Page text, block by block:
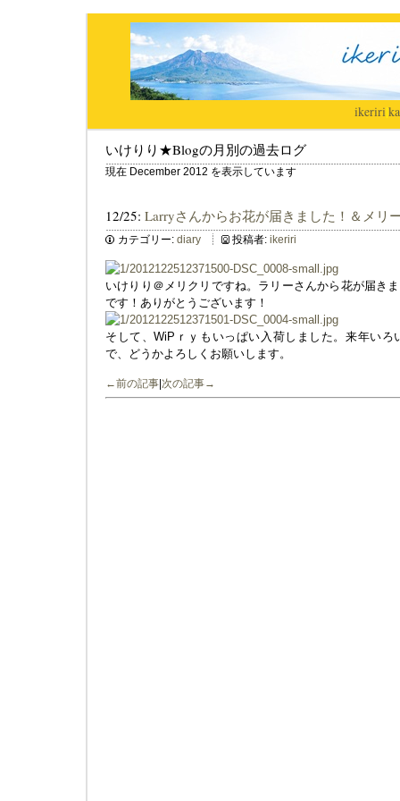
ikeriri|
いけりり★Blogの月別の過去ログ
現在 December 2012 を表示しています
12/25: Larryさんからお花が届きました！＆メリ
カテゴリー: diary 投稿者: ikeriri
いけりり＠メリクリですね。ラリーさんから花が届き
です！ありがとうございます！
そして、WiPｒｙもいっぱい入荷しました。来年い
で、どうかよろしくお願いします。
←前の記事 次の記事→